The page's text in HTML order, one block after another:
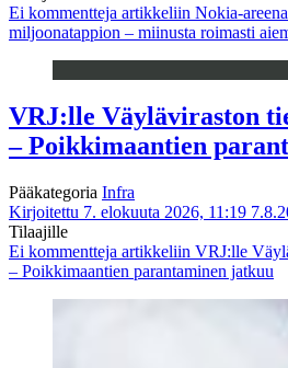
Ei kommentteja artikkeliin Nokia-
miljoonatappion – miinusta roimasti
VRJ:lle Väyläviraston
– Poikkimaantien
Pääkategoria Infra
Kirjoitettu 7. elokuuta 2026, 11:19
Tilaajille
Ei kommentteja artikkeliin VRJ:lle
– Poikkimaantien parantaminen jatkuu